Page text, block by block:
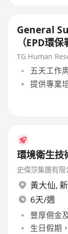
General
（EPD環保
五天工作
提供專業
環境衛生技
史偉莎集團有限
黃大仙,
6天/週
豐厚佣金
生日假期